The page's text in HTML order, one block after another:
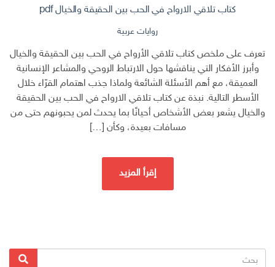
كتاب تلاقي الارواح في الحب بين الحقيقة والخيال pdf
روايات عربية
تعرف على ملخص كتاب تلاقي الأرواح في الحب بين الحقيقة والخيال
وأبرز الأفكار التي يناقشها حول الارتباط الروحي والمشاعر الإنسانية
العميقة، مع أهم الأسئلة الشائعة ولماذا جذب اهتمام القرّاء خلال
الأسطر التالية. نبذة عن كتاب تلاقي الارواح في الحب بين الحقيقة
والخيال يشعر بعض الأشخاص أحيانًا بما يحدث لمن يحبونهم حتى من
مسافات بعيدة، وكأن […]
إقرأ المزيد
البحث
بحث